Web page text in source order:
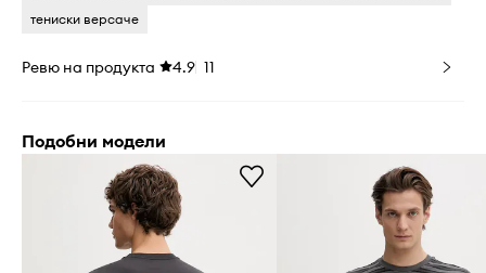
тениски версаче
Ревю на продукта 4.9 11
Подобни модели